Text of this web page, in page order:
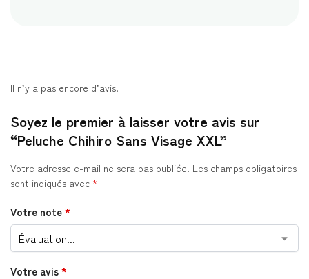
Il n’y a pas encore d’avis.
Soyez le premier à laisser votre avis sur
“Peluche Chihiro Sans Visage XXL”
Votre adresse e-mail ne sera pas publiée. Les champs obligatoires
sont indiqués avec *
Votre note*
Votre avis*